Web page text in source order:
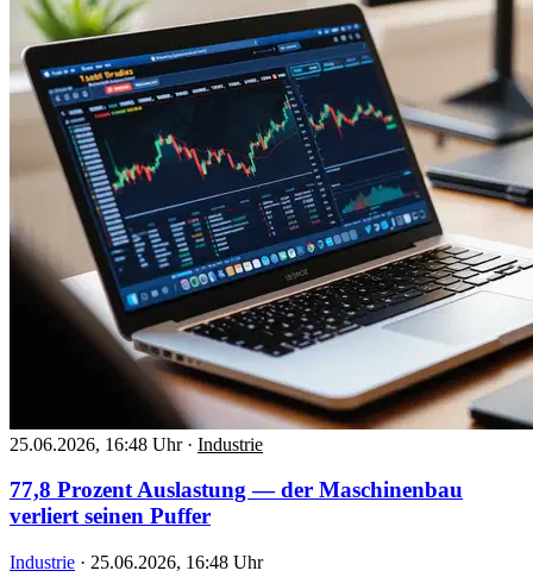
25.06.2026, 16:48 Uhr · Industrie
77,8 Prozent Auslastung — der Maschinenbau
verliert seinen Puffer
Industrie · 25.06.2026, 16:48 Uhr